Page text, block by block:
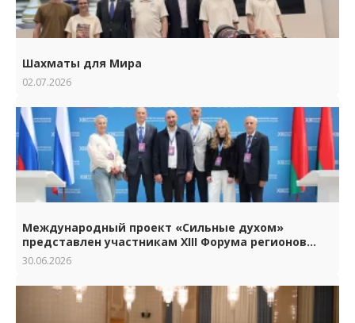
Шахматы для Мира
02.07.2026
Международный проект «Сильные духом»
представлен участникам XIII Форума регионов
Беларуси и России
30.06.2026